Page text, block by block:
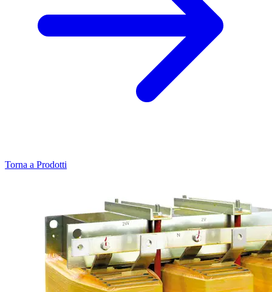
Torna a Prodotti